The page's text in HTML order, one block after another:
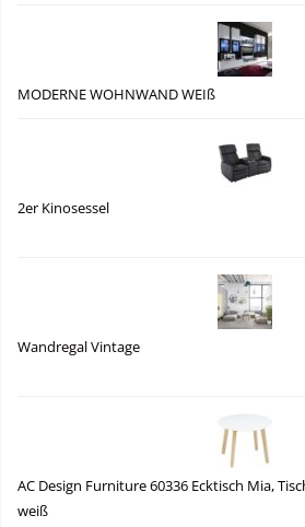
MODERNE WOHNWAND WEIß
2er Kinosessel
Wandregal Vintage
AC Design Furniture 60336 Ecktisch Mia,
weiß